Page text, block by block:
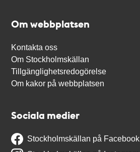
Om webbplatsen
Kontakta oss
Om Stockholmskällan
Tillgänglighetsredogörelse
Om kakor på webbplatsen
Sociala medier
Stockholmskällan på Facebook